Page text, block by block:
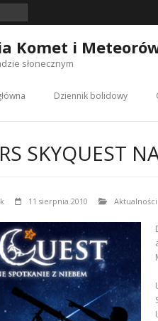
Komet i
słonecznym
Dziennik bolidowy
SKYQUEST
11 sierpnia 2010 Aktualności